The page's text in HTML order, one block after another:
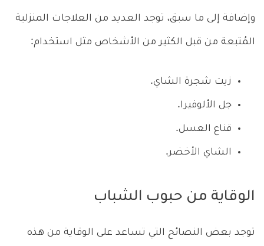
وإضافة إلى ما سبق، توجد العديد من العلاجات المنزلية
المُتبعة من قبل الكثير من الأشخاص مثل استخدام:
زيت شجرة الشاي.
جل الألوفيرا.
قناع العسل.
الشاي الأخضر.
الوقاية من حبوب الشباب
توجد بعض النصائح التي تساعد على الوقاية من هذه